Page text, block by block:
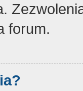
forum.